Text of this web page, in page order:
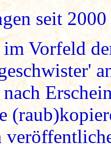
seit
im Vorfeld